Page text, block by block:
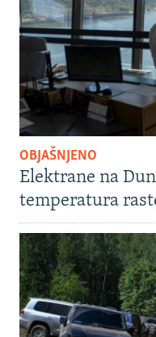
OBJAŠNJENO
Elektrane na
temperatura